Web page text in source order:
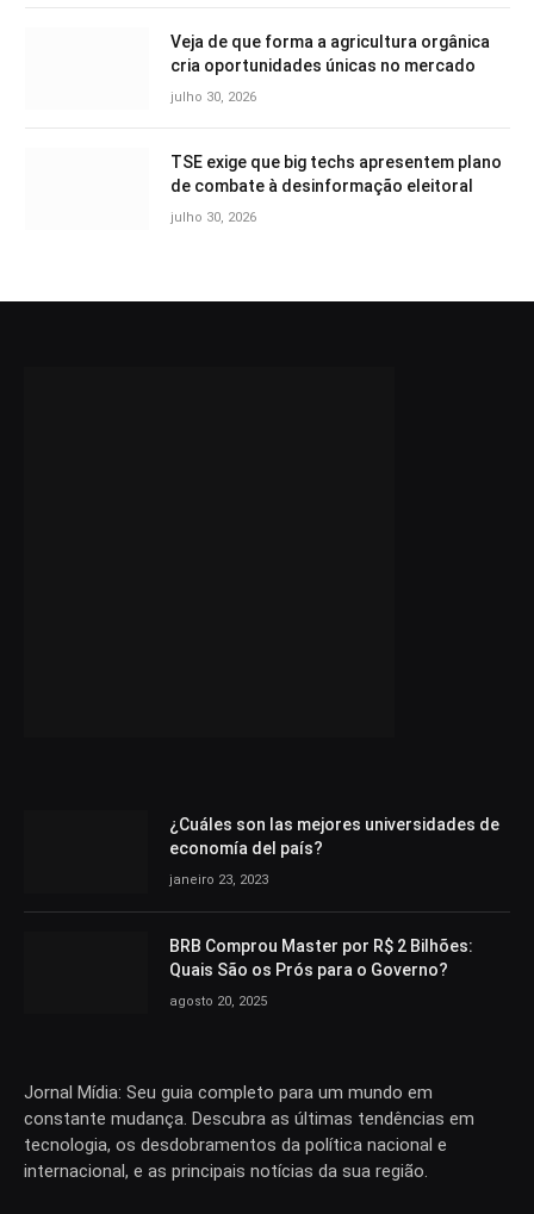
Veja de que forma a agricultura orgânica
cria oportunidades únicas no mercado
julho 30, 2026
TSE exige que big techs apresentem plano
de combate à desinformação eleitoral
julho 30, 2026
¿Cuáles son las mejores universidades de
economía del país?
janeiro 23, 2023
BRB Comprou Master por R$ 2 Bilhões:
Quais São os Prós para o Governo?
agosto 20, 2025
Jornal Mídia: Seu guia completo para um mundo em
constante mudança. Descubra as últimas tendências em
tecnologia, os desdobramentos da política nacional e
internacional, e as principais notícias da sua região.